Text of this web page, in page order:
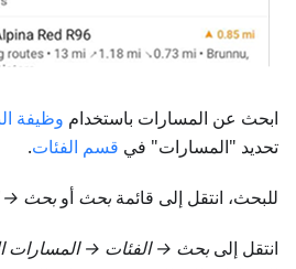
ابحث عن المسارات باستخدام وظيفة
تحديد "المسارات" في قسم الفئات.
للبحث، انتقل إلى قائمة بحث أو بحث →
انتقل إلى بحث → الفئات → المسارات